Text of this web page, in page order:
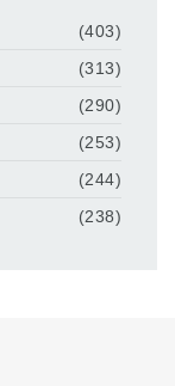
(403)
(313)
(290)
(253)
(244)
(238)